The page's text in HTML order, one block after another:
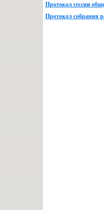
Протокол сессии
Протокол собрания